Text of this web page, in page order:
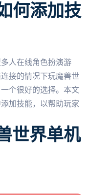
何添加技
人在线角色扮演游
接的情况下玩魔兽世
个很好的选择。本文
加技能，以帮助玩家
世界单机